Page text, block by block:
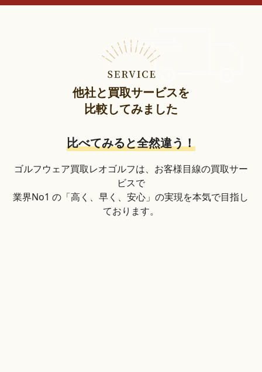
他社と買取サービスを
比較してみました
比べてみると全然違う！
ゴルフウェア買取レオゴルフは、お客様目線の買取サー
ビスで
業界No1 の「高く、早く、安心」の実現を本気で目指し
ております。